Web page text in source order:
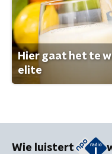
Hier gaat het te
elite
Wie luistert